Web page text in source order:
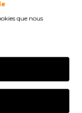
que nous